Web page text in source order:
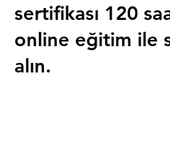
sertifikası 120
online eğitim ile
alın.